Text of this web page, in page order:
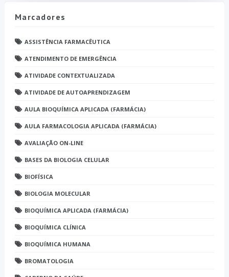
Marcadores
ASSISTÊNCIA FARMACÊUTICA
ATENDIMENTO DE EMERGÊNCIA
ATIVIDADE CONTEXTUALIZADA
ATIVIDADE DE AUTOAPRENDIZAGEM
AULA BIOQUÍMICA APLICADA (FARMÁCIA)
AULA FARMACOLOGIA APLICADA (FARMÁCIA)
AVALIAÇÃO ON-LINE
BASES DA BIOLOGIA CELULAR
BIOFÍSICA
BIOLOGIA MOLECULAR
BIOQUÍMICA APLICADA (FARMÁCIA)
BIOQUÍMICA CLÍNICA
BIOQUÍMICA HUMANA
BROMATOLOGIA